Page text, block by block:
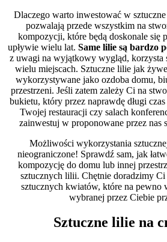
Dlaczego warto inwestować w
pozwalają przede wszystkim na
kompozycji, które będą doskonale się
upływie wielu lat. Same lilie są bardzo
z uwagi na wyjątkowy wygląd, korzysta
wielu miejscach. Sztuczne lilie jak
wykorzystywane jako ozdoba domu,
przestrzeni. Jeśli zatem zależy Ci na
bukietu, który przez naprawdę długi
Twojej restauracji czy salach
zainwestuj w proponowane przez nas
Możliwości wykorzystania
nieograniczone! Sprawdź sam, jak
kompozycję do domu lub innej
sztucznych lilii. Chętnie doradzimy
sztucznych kwiatów, które na pewno
wybranej przez Ciebie
Sztuczne lilie na